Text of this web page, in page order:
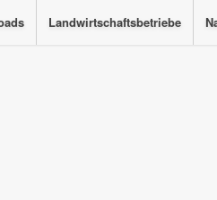
Landwirtschaftsbetriebe